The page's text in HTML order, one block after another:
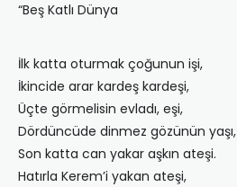
“Beş Katlı Dünya
İlk katta oturmak çoğunun işi,
İkincide arar kardeş kardeşi,
Üçte görmelisin evladı, eşi,
Dördüncüde dinmez gözünün yaşı,
Son katta can yakar aşkın ateşi.
Hatırla Kerem’i yakan ateşi,